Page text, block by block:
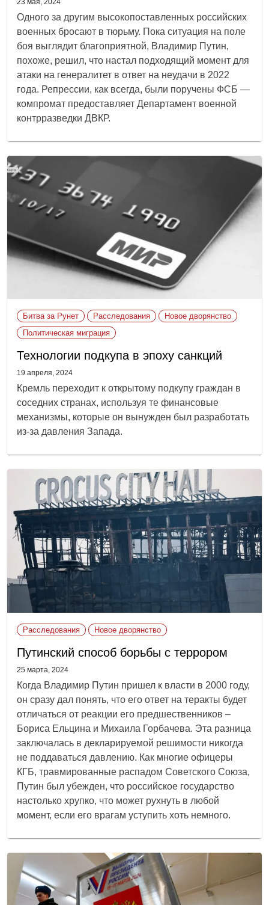
Одного за другим высокопоставленных российских
военных бросают в тюрьму. Пока ситуация на поле
боя выглядит благоприятной, Владимир Путин,
похоже, решил, что настал подходящий момент для
атаки на генералитет в ответ на неудачи в 2022
года. Репрессии, как всегда, были поручены ФСБ —
компромат предоставляет Департамент военной
контрразведки ДВКР.
Битва за Рунет Расследования
Новое дворянство
Политическая миграция
Технологии подкупа в эпоху санкций
19 апреля, 2024
Кремль переходит к открытому подкупу граждан в
соседних странах, используя те финансовые
механизмы, которые он вынужден был разработать
из-за давления Запада.
Расследования Новое дворянство
Путинский способ борьбы с террором
25 марта, 2024
Когда Владимир Путин пришел к власти в 2000 году,
он сразу дал понять, что его ответ на теракты будет
отличаться от реакции его предшественников –
Бориса Ельцина и Михаила Горбачева. Эта разница
заключалась в декларируемой решимости никогда
не поддаваться давлению. Как многие офицеры
КГБ, травмированные распадом Советского Союза,
Путин был убежден, что российское государство
настолько хрупко, что может рухнуть в любой
момент, если его врагам уступить хоть немного.